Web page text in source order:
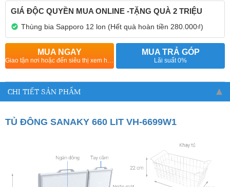
GIÁ ĐỘC QUYỀN MUA ONLINE -TẶNG QUÀ 2 TRIỆU
Thùng bia Sapporo 12 lon (Hết quà hoàn tiền 280.000₫)
MUA NGAY MUA TRẢ GÓP
Lãi suất 0%
CHI TIẾT SẢN PHẨM
TỦ ĐÔNG SANAKY 660 LIT VH-6699W1